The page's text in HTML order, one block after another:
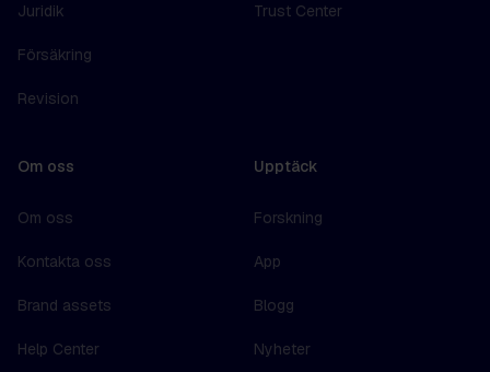
Juridik
Försäkring
Revision
Trust Center
Om oss
Om oss
Kontakta oss
Brand assets
Help Center
Upptäck
Forskning
App
Blogg
Nyheter